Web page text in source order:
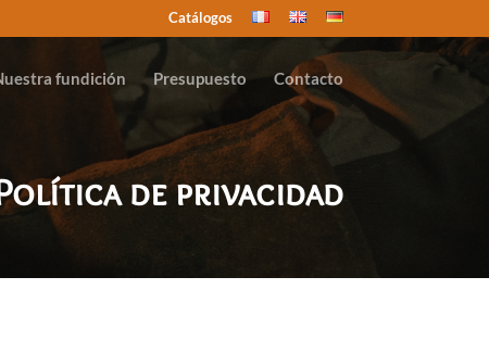
Catálogos
fundición Presupuesto Contacto
de privacidad